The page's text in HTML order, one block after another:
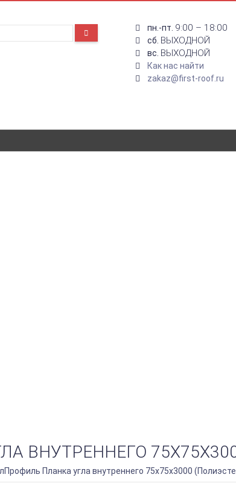
пн.-пт. 9:00 – 18:00
сб. ВЫХОДНОЙ
вс. ВЫХОДНОЙ
Как нас найти
zakaz@first-roof.ru
ВНУТРЕННЕГО
Планка угла внутреннего 75х75х3000